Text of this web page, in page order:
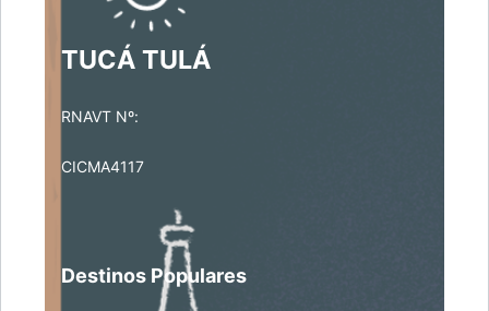
TUCÁ TULÁ
RNAVT Nº:
CICMA4117
Destinos Populares